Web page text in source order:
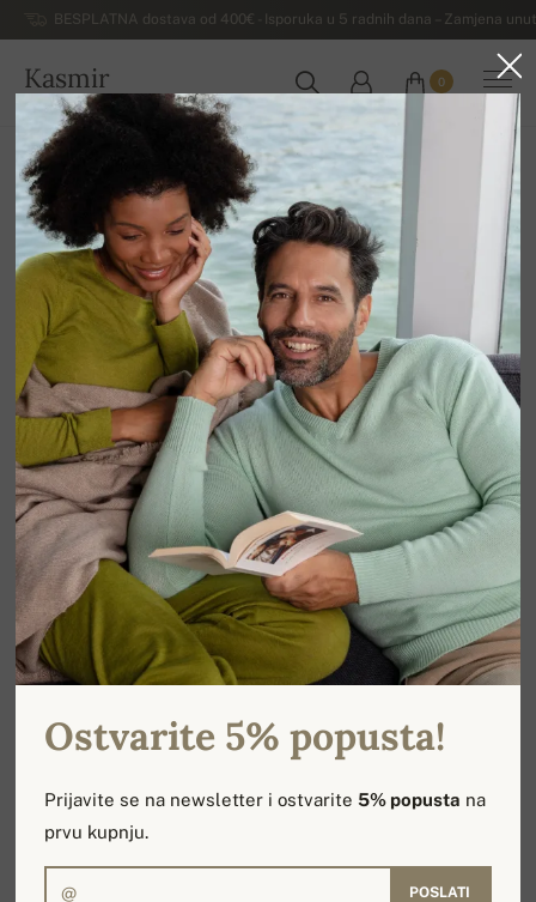
BESPLATNA dostava od 400€ - Isporuka u 5 radnih dana – Zamjena
Kasmir
HRVATSKA
0
Kuća
Ostvarite 5% popusta!
Prijavite se na newsletter i ostvarite5% popusta na
prvu kupnju.
POSLATI